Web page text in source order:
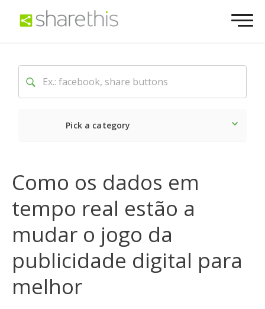
Pick a category
Como os dados em
tempo real estão a
mudar o jogo da
publicidade digital para
melhor